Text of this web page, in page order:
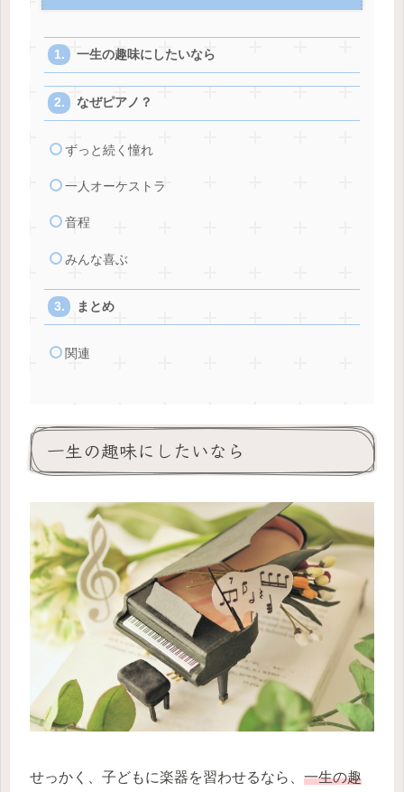
一生の趣味にしたいなら
なぜピアノ？
ずっと続く憧れ
一人オーケストラ
音程
みんな喜ぶ
まとめ
関連
一生の趣味にしたいなら
せっかく、子どもに楽器を習わせるなら、 一生の趣